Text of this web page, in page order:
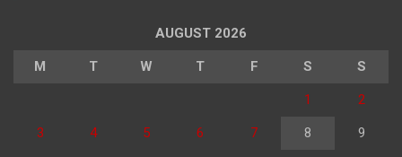
AUGUST 2026
M T W T F S S
1 2
3 4 5 6 7 8 9